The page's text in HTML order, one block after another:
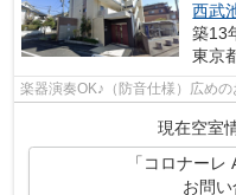
西武
築13
東京
楽器演奏OK♪（防音仕様）広め
現在空室
「コロナー
お問